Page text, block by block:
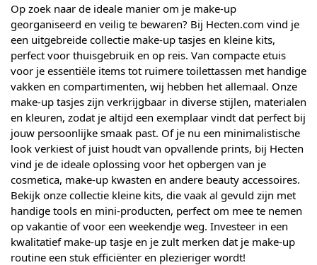
Op zoek naar de ideale manier om je make-up
georganiseerd en veilig te bewaren? Bij Hecten.com vind je
een uitgebreide collectie make-up tasjes en kleine kits,
perfect voor thuisgebruik en op reis. Van compacte etuis
voor je essentiële items tot ruimere toilettassen met handige
vakken en compartimenten, wij hebben het allemaal. Onze
make-up tasjes zijn verkrijgbaar in diverse stijlen, materialen
en kleuren, zodat je altijd een exemplaar vindt dat perfect bij
jouw persoonlijke smaak past. Of je nu een minimalistische
look verkiest of juist houdt van opvallende prints, bij Hecten
vind je de ideale oplossing voor het opbergen van je
cosmetica, make-up kwasten en andere beauty accessoires.
Bekijk onze collectie kleine kits, die vaak al gevuld zijn met
handige tools en mini-producten, perfect om mee te nemen
op vakantie of voor een weekendje weg. Investeer in een
kwalitatief make-up tasje en je zult merken dat je make-up
routine een stuk efficiënter en plezieriger wordt!